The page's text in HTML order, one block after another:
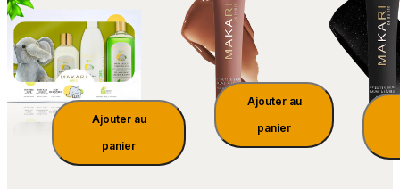
Ajouter au
panier
Ajouter au
panier